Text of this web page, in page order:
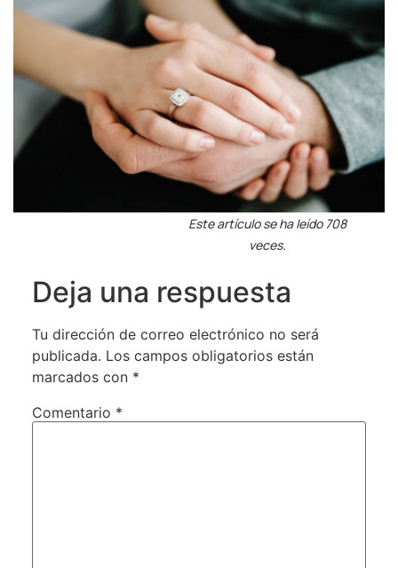
Este artículo se ha leído 708
veces.
Deja una respuesta
Tu dirección de correo electrónico no será
publicada. Los campos obligatorios están
marcados con *
Comentario *